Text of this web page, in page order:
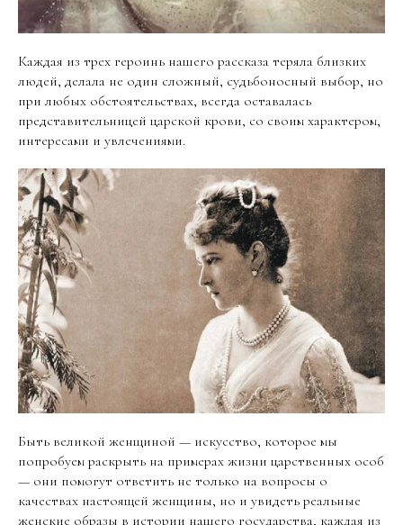
Каждая из трех героинь нашего рассказа теряла близких
людей, делала не один сложный, судьбоносный выбор, но
при любых обстоятельствах, всегда оставалась
представительницей царской крови, со своим характером,
интересами и увлечениями.
Быть великой женщиной — искусство, которое мы
попробуем раскрыть на примерах жизни царственных особ
— они помогут ответить не только на вопросы о
качествах настоящей женщины, но и увидеть реальные
женские образы в истории нашего государства, каждая из